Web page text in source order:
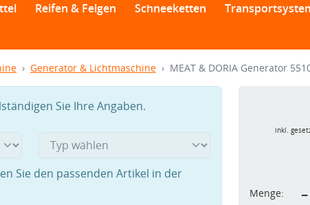
Reifen & Felgen Schneeketten
Generator & Lichtmaschine MEAT & DORIA Generator
Sie Ihre Angaben.
Sie den passenden Artikel in der
inkl.
Menge:
−